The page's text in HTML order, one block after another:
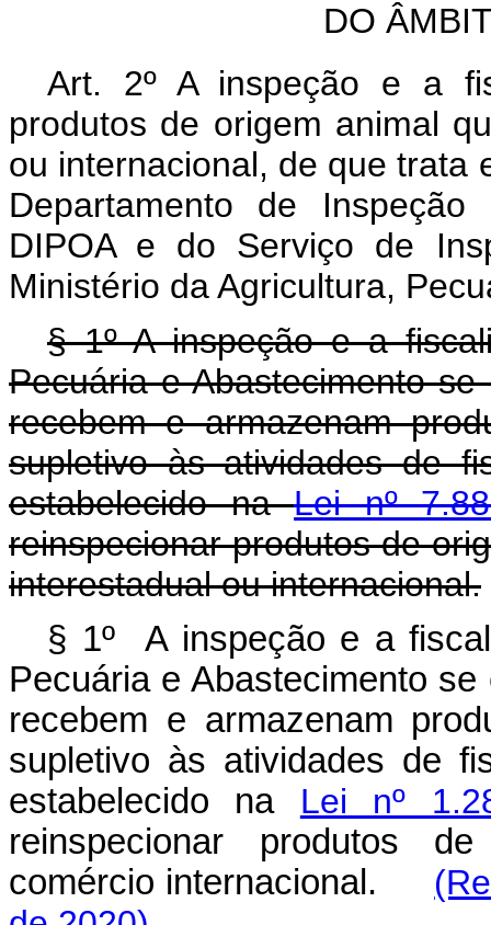
DO
Art. 2º A inspeção e a
produtos de origem animal
ou internacional, de que trata
Departamento de
DIPOA e do Serviço de
Ministério da Agricultura,
§ 1º A inspeção e a
Pecuária e Abastecimento
recebem e armazenam
supletivo às atividades de
estabelecido naLei nº
reinspecionar produtos de
interestadual ou internacional.
§ 1º A inspeção e a
Pecuária e Abastecimento
recebem e armazenam
supletivo às atividades de
estabelecido na Lei nº
reinspecionar produtos
comércio internacional.